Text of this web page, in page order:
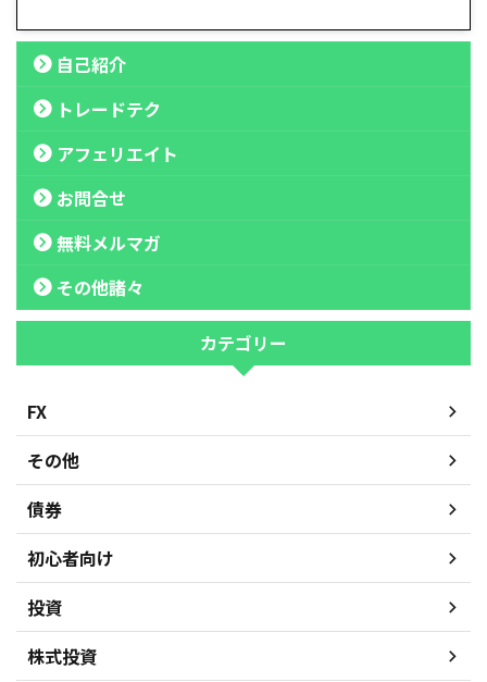
自己紹介
トレードテク
アフェリエイト
お問合せ
無料メルマガ
その他諸々
カテゴリー
FX
その他
債券
初心者向け
投資
株式投資